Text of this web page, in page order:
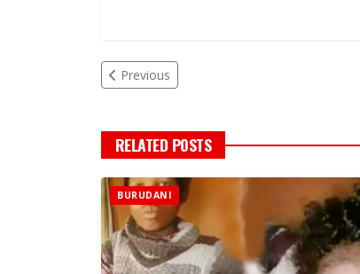
Previous
RELATED POSTS
BURUDANI